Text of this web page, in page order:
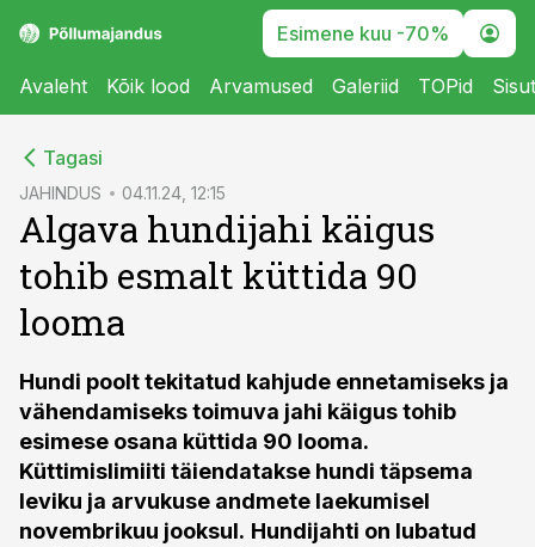
Esimene kuu -70%
Avaleht Kõik lood Arvamused Galeriid TOPid
Tagasi
JAHINDUS 04.11.24, 12:15
Algava hundijahi käigus
tohib esmalt küttida 90
looma
Hundi poolt tekitatud kahjude ennetamiseks ja
vähendamiseks toimuva jahi käigus tohib
esimese osana küttida 90 looma.
Küttimislimiiti täiendatakse hundi täpsema
leviku ja arvukuse andmete laekumisel
novembrikuu jooksul. Hundijahti on lubatud